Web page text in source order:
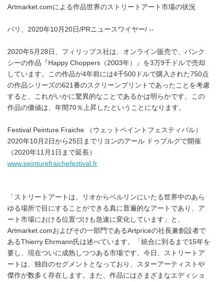
Artmarket.comによる作品世界のストリートアート市場の状況
パリ、2020年10月20日/PRニュースワイヤー/ --
2020年5月28日、フィリップス社は、オンライン販売で、バンク
シーの作品『Happy Choppers（2003年）』を3万9千ドルで売却
しています。この作品が4年前には4千500ドルで購入された750点
の作品シリーズの621番のスクリーンプリントであったことを考慮
すると、これがいかに驚異的なことであるかは明らかです。この
作品の価値は、年間70％上昇したということになります。
Festival Peinture Fraiche （ウェットペイントフェスティバル）
2020年10月2日から25日までリヨンのアール ドゥブルグで開催
（2020年11月1日まで延長）
www.peinturefraichefestival.fr
「ストリートアートは、リオからベルリンにいたる世界中のあら
ゆる場所で目にすることができる真に普遍的なアートであり、ア
ート市場における位置づけも急速に変化しています」と、
Artmarket.comおよびその一部門であるArtpriceの社長兼創設者で
あるThierry Ehrmann氏は述べています。「統合に到るまで15年を
要し、現在ついに成熟しつつある市場です。今日、ストリートア
ートは、独自のセグメントとなっており、スターアーティストや
傑作が数多く存在します。また、作品にはさまざまなエディショ